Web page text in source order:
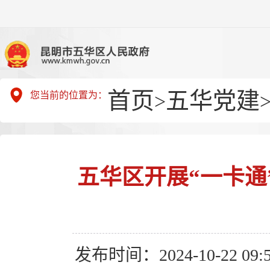
您当前的位置为： 首页>五华党建
五华区开展“一卡
发布时间：2024-10-22